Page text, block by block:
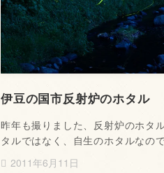
伊豆の国市反射炉のホタル
昨年も撮りました、反射炉のホタ
タルではなく、自生のホタルなの
2011年6月11日